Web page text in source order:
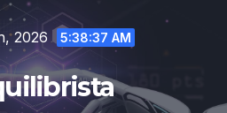
2026 5:38:37 AM